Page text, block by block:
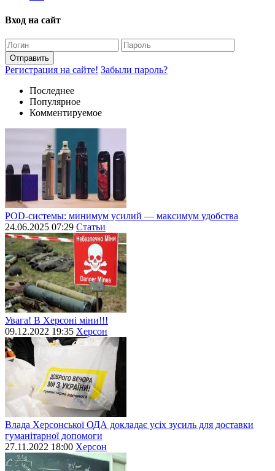
Вход на сайт
Отправить
Регистрация на сайте! Забыли пароль?
Последнее
Популярное
Комментируемое
POD-системы: минимум усилий — максимум удобства
24.06.2025 07:29 Статьи
Увага! В Херсоні міни!!!
09.12.2022 19:35 Херсон
Влада Херсонської ОДА докладає усіх зусиль для доставки
гуманітарної допомоги
27.11.2022 18:00 Херсон